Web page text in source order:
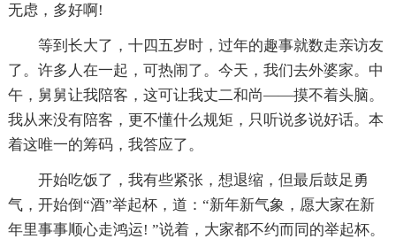
无虑，多好啊!
等到长大了，十四五岁时，过年的趣事就数走亲访友
了。许多人在一起，可热闹了。今天，我们去外婆家。中
午，舅舅让我陪客，这可让我丈二和尚——摸不着头脑。
我从来没有陪客，更不懂什么规矩，只听说多说好话。本
着这唯一的筹码，我答应了。
开始吃饭了，我有些紧张，想退缩，但最后鼓足勇
气，开始倒“酒”举起杯，道：“新年新气象，愿大家在新
年里事事顺心走鸿运! ”说着，大家都不约而同的举起杯。